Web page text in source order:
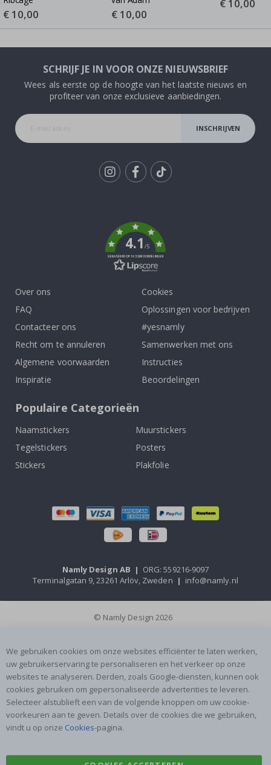
Special
Price
€ 10,00 Special
Price
€ 10,00 Price
€ 10,00
SCHRIJF JE IN VOOR ONZE NIEUWSBRIEF
Wees als eerste op de hoogte van het laatste nieuws en
profiteer van onze exclusieve aanbiedingen.
INSCHRIJVEN
4.1/5
GEBASEERD OP 1032 BEOORDELINGEN
Over ons
FAQ
Contacteer ons
Recht om te annuleren
Algemene voorwaarden
Inspiratie
Cookies
Oplossingen voor bedrijven
#yesnamly
Samenwerken met ons
Instructies
Beoordelingen
Populaire Categorieën
Naamstickers
Muurstickers
Tegelstickers
Posters
Stickers
Plakfolie
Namly Design AB | ORG: 559216-9097
Terminalgatan 9, 23261 Arlöv, Zweden | info@namly.nl
© Namly Design 2026
We gebruiken cookies om onze websites efficiënter te laten werken,
uw gebruikerservaring te personaliseren en het verkeer op onze
websites te analyseren. Derden, zoals Google-diensten, kunnen ook
cookies gebruiken om gepersonaliseerde advertenties te leveren.
Selecteer alstublieft een van de volgende knoppen om uw cookie-
voorkeuren aan te geven. Details over de cookies die we gebruiken,
vindt u op onze Cookies-pagina.